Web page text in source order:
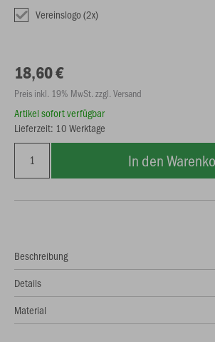
Vereinslogo (2x)
18,60 €
Preis inkl. 19% MwSt. zzgl. Versand
Artikel sofort verfügbar
Lieferzeit: 10 Werktage
In den
Beschreibung
Details
Material